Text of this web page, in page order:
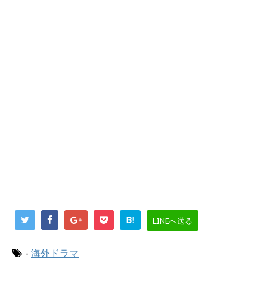
B! LINEへ送る
- 海外ドラマ